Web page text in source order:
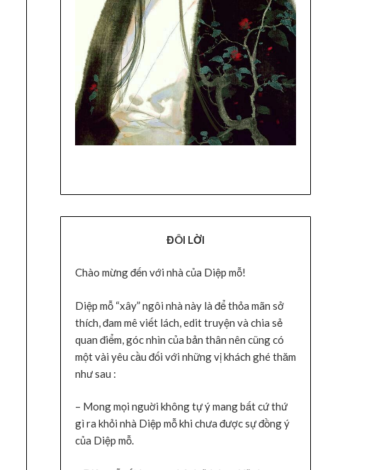
ĐÔI LỜI
Chào mừng đến với nhà của Diệp mỗ!
Diệp mỗ “xây” ngôi nhà này là để thỏa mãn sở
thích, đam mê viết lách, edit truyện và chia sẻ
quan điểm, góc nhìn của bản thân nên cũng có
một vài yêu cầu đối với những vị khách ghé thăm
như sau :
– Mong mọi nguời không tự ý mang bất cứ thứ
gì ra khỏi nhà Diệp mỗ khi chưa được sự đồng ý
của Diệp mỗ.